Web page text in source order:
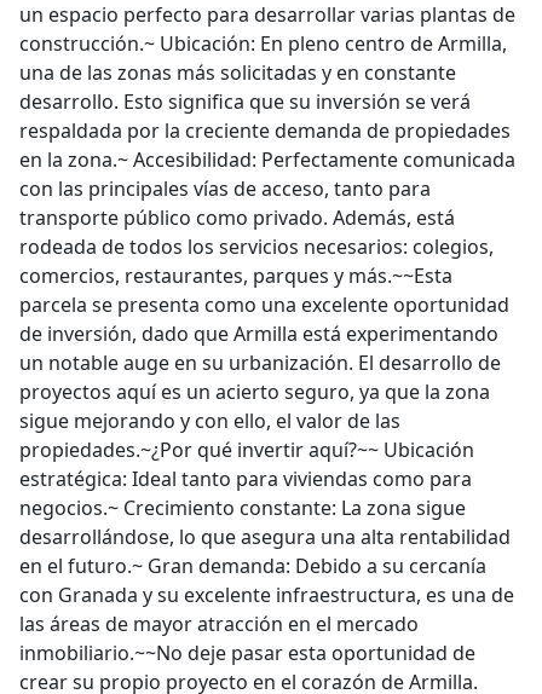
un espacio perfecto para desarrollar varias plantas de
construcción.~ Ubicación: En pleno centro de Armilla,
una de las zonas más solicitadas y en constante
desarrollo. Esto significa que su inversión se verá
respaldada por la creciente demanda de propiedades
en la zona.~ Accesibilidad: Perfectamente comunicada
con las principales vías de acceso, tanto para
transporte público como privado. Además, está
rodeada de todos los servicios necesarios: colegios,
comercios, restaurantes, parques y más.~~Esta
parcela se presenta como una excelente oportunidad
de inversión, dado que Armilla está experimentando
un notable auge en su urbanización. El desarrollo de
proyectos aquí es un acierto seguro, ya que la zona
sigue mejorando y con ello, el valor de las
propiedades.~¿Por qué invertir aquí?~~ Ubicación
estratégica: Ideal tanto para viviendas como para
negocios.~ Crecimiento constante: La zona sigue
desarrollándose, lo que asegura una alta rentabilidad
en el futuro.~ Gran demanda: Debido a su cercanía
con Granada y su excelente infraestructura, es una de
las áreas de mayor atracción en el mercado
inmobiliario.~~No deje pasar esta oportunidad de
crear su propio proyecto en el corazón de Armilla.